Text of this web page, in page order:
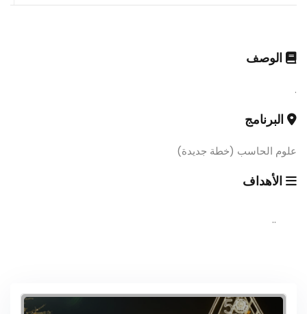
الوصف
.
البرنامج
علوم الحاسب (خطة جديدة)
الأهداف
..